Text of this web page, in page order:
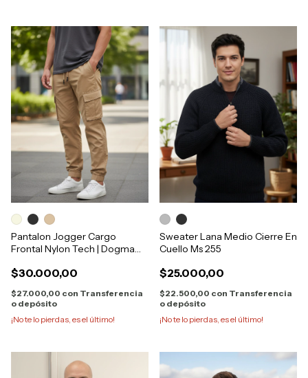
Pantalon Jogger Cargo
Frontal Nylon Tech | Dogma
$30.000,00
$27.000,00 con Transferencia
o depósito
¡No te lo pierdas, es el último!
Sweater Lana Medio Cierre En
Cuello Ms 255
$25.000,00
$22.500,00 con Transferencia
o depósito
¡No te lo pierdas, es el último!